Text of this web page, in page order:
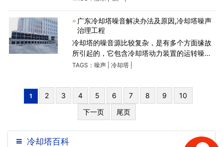
广东冷却塔噪音解决办法及原因,冷却塔噪声
治理工程
冷却塔的噪音源比较复杂，是有多个方面缘故
所引起的，它包含冷却塔动力装置的运转噪音
（风机叶片振动声，风机气旋声）、水处理装
TAGS： 噪声| 冷却塔|
1 2 3 4 5 6 7 8 9
10
下一页
尾页
冷却塔百科